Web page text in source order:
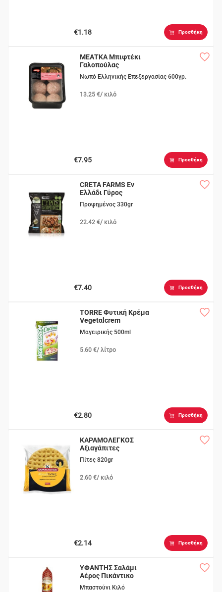
€1.18 Προσθήκη
ΜΕΑΤΚΑ Μπιφτέκι
Γαλοπούλας
Νωπό Ελληνικής Επεξεργασίας 600γρ.
13.25 €/ κιλό
€7.95 Προσθήκη
CRETA FARMS Eν
Ελλάδι Γύρος
Χοιρινός
Προψημένος 330gr
22.42 €/ κιλό
€7.40 Προσθήκη
TORRE Φυτική Κρέμα
Vegetαlcrem
Μαγειρικής 500ml
5.60 €/ λίτρο
€2.80 Προσθήκη
ΚΑΡΑΜΟΛΕΓΚΟΣ
Αξιαγάπιτες
Καλαμποκιού 10τεμ.
Πίτες 820gr
2.60 €/ κιλό
€2.14 Προσθήκη
ΥΦΑΝΤΗΣ Σαλάμι
Αέρος Πικάντικο
Μπαστούνι Κιλό